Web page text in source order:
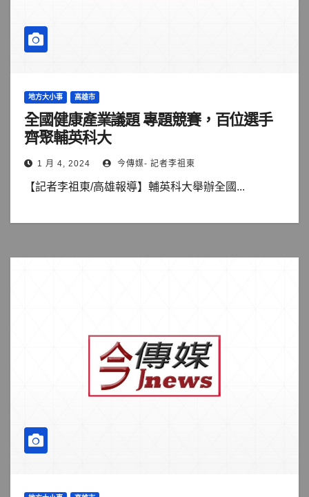
地方大小事 高雄市
全國健康產業議題 專題競賽，百位選手
齊聚輔英科大
1 月 4, 2024 今傳媒- 記者李祖東
【記者李祖東/高雄報導】輔英科大舉辦全國...